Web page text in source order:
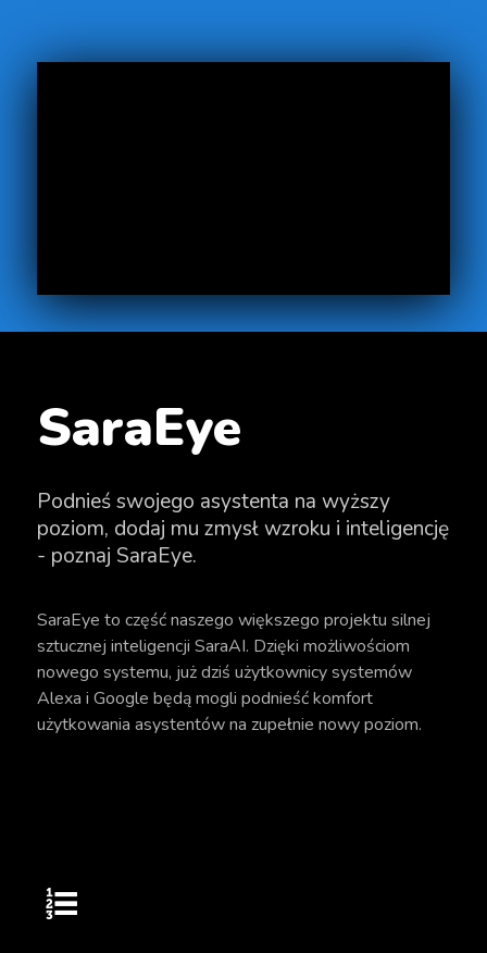
SaraEye
Podnieś swojego asystenta na wyższy
poziom, dodaj mu zmysł wzroku i inteligencję
- poznaj SaraEye.
SaraEye to część naszego większego projektu silnej
sztucznej inteligencji SaraAI. Dzięki możliwościom
nowego systemu, już dziś użytkownicy systemów
Alexa i Google będą mogli podnieść komfort
użytkowania asystentów na zupełnie nowy poziom.